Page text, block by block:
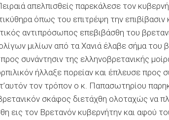
απελπισθείς παρεκάλεσε τον
όπως του επιτρέψη την
αντιπρόσωπος επεβιβάσθη του
μιλίων από τα Χανιά έλαβε σήμα
συνάντησιν της ελληνοβρετανικής
ήλλαξε πορείαν και έπλευσε
τον τρόπον ο κ. Παπασωτηρίου
σκάφος διετάχθη ολοταχώς να
εις τον Βρετανόν κυβερνήτην και αφού